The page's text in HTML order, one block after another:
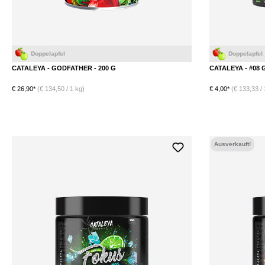
CATALEYA - GODFATHER - 200 G
€ 26,90* (€ 134,50 / 1 kg)
Doppelapfel
CATALEYA - #08
€ 4,00*(€ 133,33 /
Ausverkauft!